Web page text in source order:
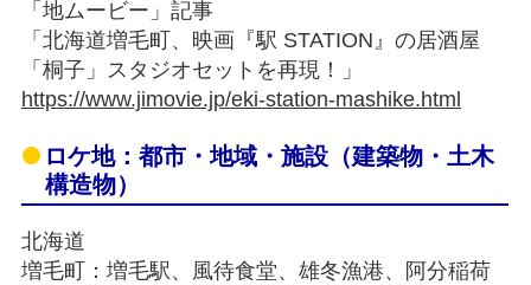
「地ムービー」記事
「北海道増毛町、映画『駅 STATION』の居酒屋
「桐子」スタジオセットを再現！」
https://www.jimovie.jp/eki-station-mashike.html
ロケ地：都市・地域・施設（建築物・土木
構造物）
北海道
増毛町：増毛駅、風待食堂、雄冬漁港、阿分稲荷